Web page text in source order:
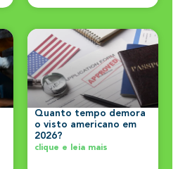
Quanto tempo demora
o visto americano em
2026?
clique e leia mais